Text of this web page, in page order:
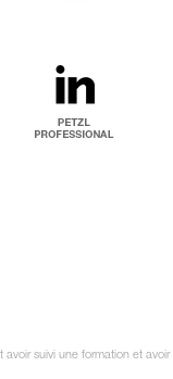
suivi une formation et